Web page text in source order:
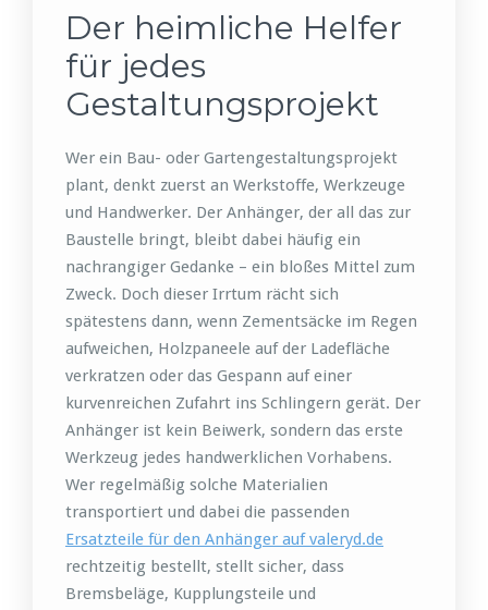
Der heimliche Helfer
für jedes
Gestaltungsprojekt
Wer ein Bau- oder Gartengestaltungsprojekt
plant, denkt zuerst an Werkstoffe, Werkzeuge
und Handwerker. Der Anhänger, der all das zur
Baustelle bringt, bleibt dabei häufig ein
nachrangiger Gedanke – ein bloßes Mittel zum
Zweck. Doch dieser Irrtum rächt sich
spätestens dann, wenn Zementsäcke im Regen
aufweichen, Holzpaneele auf der Ladefläche
verkratzen oder das Gespann auf einer
kurvenreichen Zufahrt ins Schlingern gerät. Der
Anhänger ist kein Beiwerk, sondern das erste
Werkzeug jedes handwerklichen Vorhabens.
Wer regelmäßig solche Materialien
transportiert und dabei die passenden
Ersatzteile für den Anhänger auf valeryd.de
rechtzeitig bestellt, stellt sicher, dass
Bremsbeläge, Kupplungsteile und